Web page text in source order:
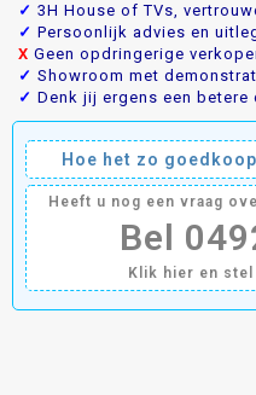
✓ 3H House of TVs,
✓ Persoonlijk advies en
X Geen opdringerige
✓ Showroom met
✓ Denk jij ergens een
Hoe het zo
Heeft u nog een vraag
Bel
Klik hier en stel